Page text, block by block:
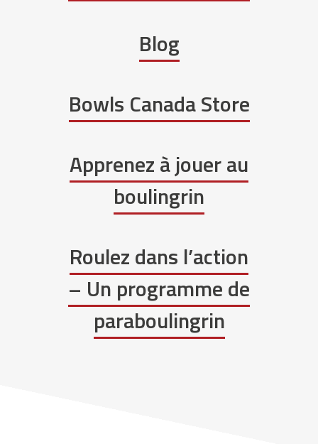
Blog
Bowls Canada Store
Apprenez à jouer au
boulingrin
Roulez dans l’action
– Un programme de
paraboulingrin